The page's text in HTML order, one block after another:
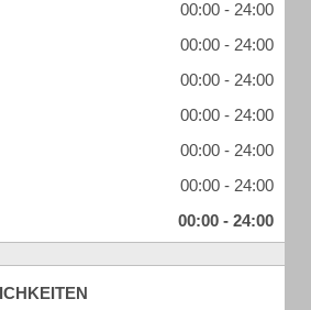
00:00 - 24:00
00:00 - 24:00
00:00 - 24:00
00:00 - 24:00
00:00 - 24:00
00:00 - 24:00
00:00 - 24:00